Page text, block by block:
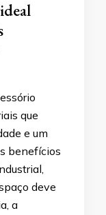
que
e um
benefícios
deve
a